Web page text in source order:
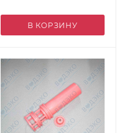
В КОРЗИНУ